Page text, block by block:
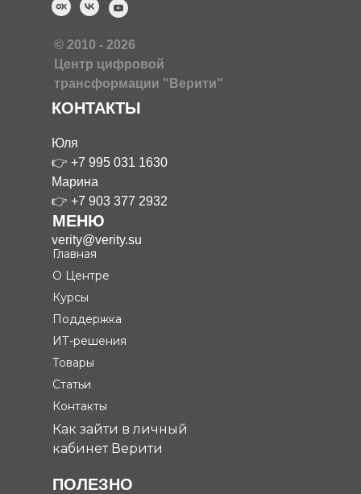
Как зайти в личный
кабинет Верити
КОНТАКТЫ
МЕНЮ
ПОЛЕЗНО
Юля
👉 +7 995 031 1630
Марина
👉 +7 903 377 2932
verity@verity.su
© 2010 - 2026
Центр цифровой
трансформации "Верити"
Главная
О Центре
Курсы
Статьи
Контакты
Поддержка
ИТ-решения
Товары